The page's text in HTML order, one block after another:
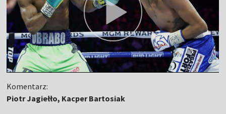
Komentarz:
Piotr Jagiełło, Kacper Bartosiak